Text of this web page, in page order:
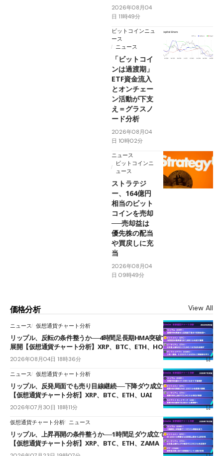
2026年08月04
日 11時49分
ビットコインニュ
ース
ニュース
「ビットコイ
ンは過渡期」
ETF資金流入
とオンチェー
ン活動が下支
え＝グラスノ
ード分析
2026年08月04
日 10時02分
ニュース
ビットコインニ
ュース
ストラテジ
ー、164億円
相当のビット
コインを売却
──売却益は
優先株の配当
や買戻しに充
当
2026年08月04
日 09時49分
価格分析 View All
ニュース 仮想通貨チャート分析
リップル、反転の条件整うか──4時間足長期HMA突破で雲下端を目指す
展開【仮想通貨チャート分析】XRP、BTC、ETH、HOME
2026年08月04日 18時36分
ニュース 仮想通貨チャート分析
リップル、反発局面でも売り目線継続──下降ダウ成立で下値追う展開
【仮想通貨チャート分析】XRP、BTC、ETH、UAI
2026年07月30日 18時11分
仮想通貨チャート分析 ニュース
リップル、上昇再開の条件整うか──1時間足ダウ成立で1.185ドルを狙う
【仮想通貨チャート分析】XRP、BTC、ETH、ZAMA